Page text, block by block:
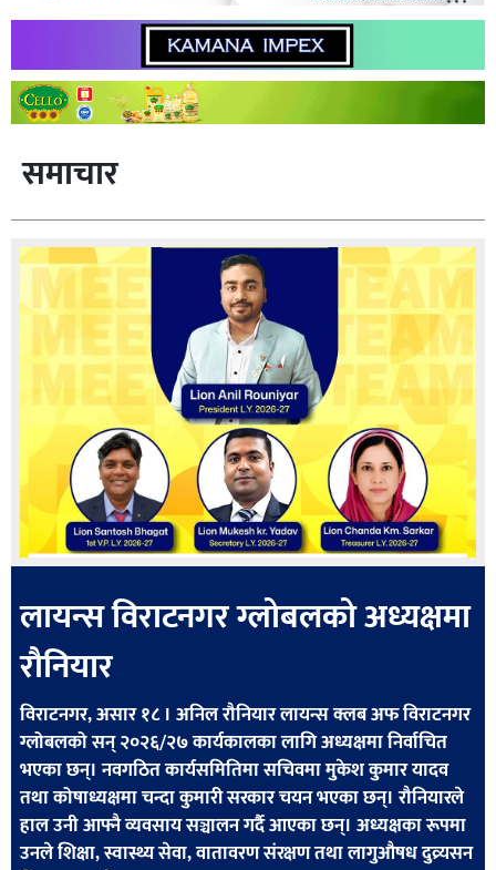
समाचार
लायन्स विराटनगर ग्लोबलको अध्यक्षमा
राैनियार
विराटनगर, असार १८ । अनिल रौनियार लायन्स क्लब अफ विराटनगर
ग्लोबलको सन् २०२६/२७ कार्यकालका लागि अध्यक्षमा निर्वाचित
भएका छन्। नवगठित कार्यसमितिमा सचिवमा मुकेश कुमार यादव
तथा कोषाध्यक्षमा चन्दा कुमारी सरकार चयन भएका छन्। रौनियारले
हाल उनी आफ्नै व्यवसाय सञ्चालन गर्दै आएका छन्। अध्यक्षका रूपमा
उनले शिक्षा, स्वास्थ्य सेवा, वातावरण संरक्षण तथा लागुऔषध दुव्र्यसन